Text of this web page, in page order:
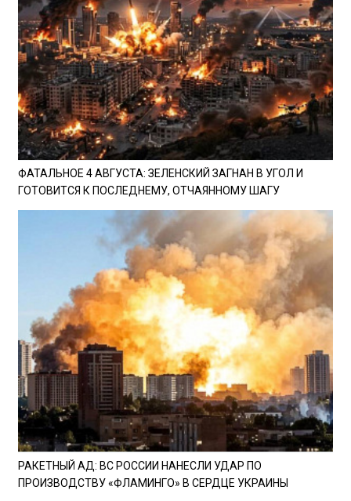
ФАТАЛЬНОЕ 4 АВГУСТА: ЗЕЛЕНСКИЙ ЗАГНАН В УГОЛ И
ГОТОВИТСЯ К ПОСЛЕДНЕМУ, ОТЧАЯННОМУ ШАГУ
РАКЕТНЫЙ АД: ВС РОССИИ НАНЕСЛИ УДАР ПО
ПРОИЗВОДСТВУ «ФЛАМИНГО» В СЕРДЦЕ УКРАИНЫ